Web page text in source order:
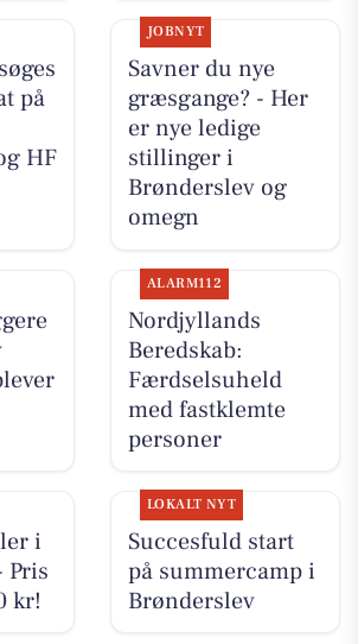
på
HF
JOBNYT
Savner du nye
græsgange? - Her
er nye ledige
stillinger i
Brønderslev og
omegn
ALARM112
Nordjyllands
Beredskab:
Færdselsuheld
med fastklemte
personer
i
Pris
kr!
LOKALT NYT
Succesfuld start
på summercamp i
Brønderslev